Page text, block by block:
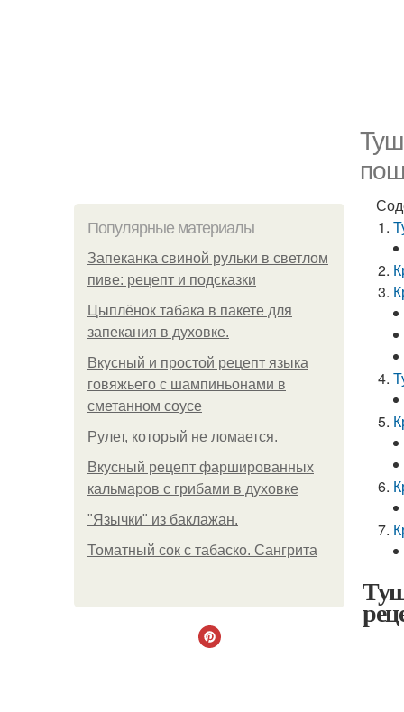
Популярные материалы
Запеканка свиной рульки в светлом
пиве: рецепт и подсказки
Цыплёнок табака в пакете для
запекания в духовке.
Вкусный и простой рецепт языка
говяжьего с шампиньонами в
сметанном соусе
Рулет, который не ломается.
Вкусный рецепт фаршированных
кальмаров с грибами в духовке
"Язычки" из баклажан.
Томатный сок с табаско. Сангрита